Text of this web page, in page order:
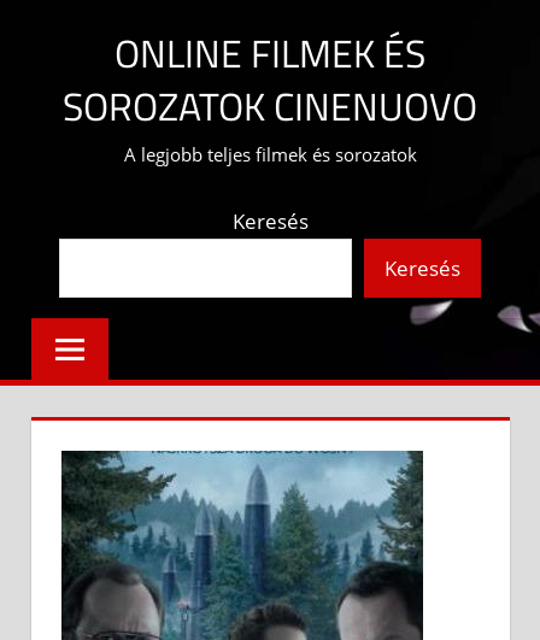
content
ONLINE FILMEK ÉS
SOROZATOK CINENUOVO
A legjobb teljes filmek és sorozatok
Keresés
Keresés